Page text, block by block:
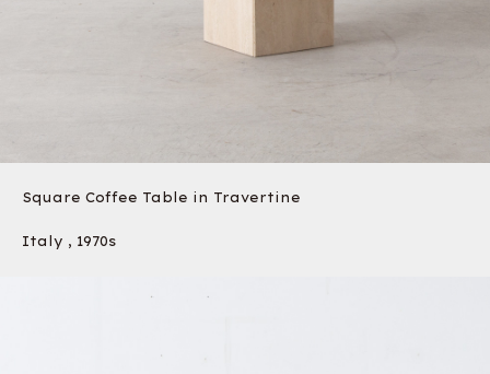
Square Coffee Table in Travertine
Italy , 1970s